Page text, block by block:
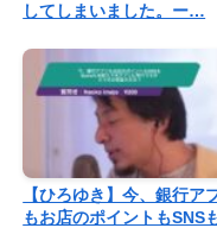
してしまいました。ー…
【ひろゆき】今、銀行ア
もお店のポイントもSNS